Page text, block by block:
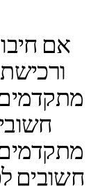
אם
ורכישת
חשובים